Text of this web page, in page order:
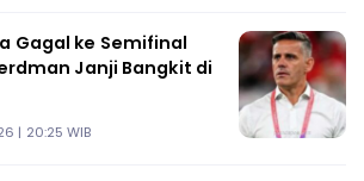
Gagal ke Semifinal
Janji Bangkit di
| 20:25 WIB